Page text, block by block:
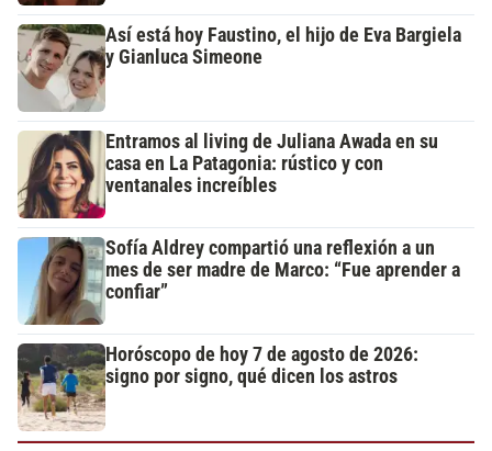
Así está hoy Faustino, el hijo de Eva Bargiela
y Gianluca Simeone
Entramos al living de Juliana Awada en su
casa en La Patagonia: rústico y con
ventanales increíbles
Sofía Aldrey compartió una reflexión a un
mes de ser madre de Marco: “Fue aprender a
confiar”
Horóscopo de hoy 7 de agosto de 2026:
signo por signo, qué dicen los astros